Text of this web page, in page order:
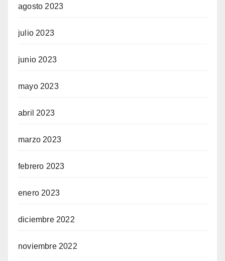
agosto 2023
julio 2023
junio 2023
mayo 2023
abril 2023
marzo 2023
febrero 2023
enero 2023
diciembre 2022
noviembre 2022